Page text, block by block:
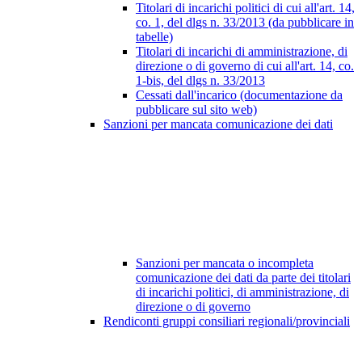
Titolari di incarichi politici di cui all'art. 14,
co. 1, del dlgs n. 33/2013 (da pubblicare in
tabelle)
Titolari di incarichi di amministrazione, di
direzione o di governo di cui all'art. 14, co.
1-bis, del dlgs n. 33/2013
Cessati dall'incarico (documentazione da
pubblicare sul sito web)
Sanzioni per mancata comunicazione dei dati
Sanzioni per mancata o incompleta
comunicazione dei dati da parte dei titolari
di incarichi politici, di amministrazione, di
direzione o di governo
Rendiconti gruppi consiliari regionali/provinciali